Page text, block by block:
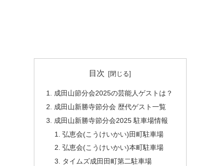
目次
成田山節分会2025の芸能人ゲストは？
成田山新勝寺節分会 歴代ゲスト一覧
成田山新勝寺節分会2025 駐車場情報
弘恵会(こうけいかい)田町駐車場
弘恵会(こうけいかい)本町駐車場
タイムズ成田田町第二駐車場